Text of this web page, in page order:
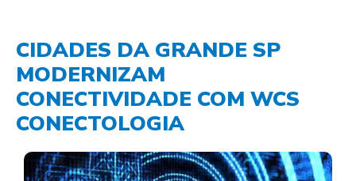
CIDADES DA GRANDE SP
MODERNIZAM
CONECTIVIDADE COM WCS
CONECTOLOGIA